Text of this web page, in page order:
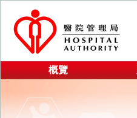
概覽